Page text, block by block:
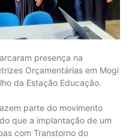
presença na
Orçamentárias em Mogi
da Estação Educação.
parte do movimento
que a implantação de um
com Transtorno do